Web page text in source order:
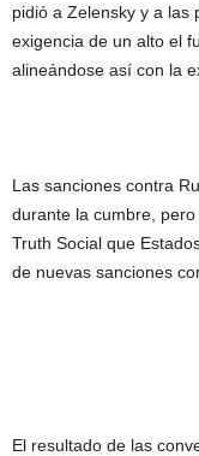
pidió a Zelensky y a las
exigencia de un alto el
alineándose así con la
Las sanciones contra
durante la cumbre,
Truth Social que
de nuevas sanciones
El resultado de las